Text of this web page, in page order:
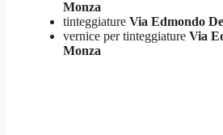
Monza
tinteggiature Via Edmondo
vernice per tinteggiature Via
Monza